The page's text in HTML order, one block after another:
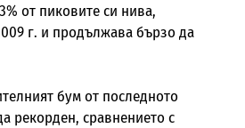
от пиковите си нива,
г. и продължава бързо да
бум от последното
рекорден, сравнението с